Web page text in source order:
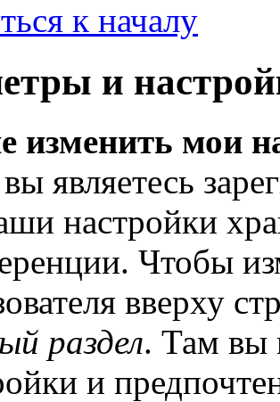
к началу
и
изменить мои
являетесь
настройки
Чтобы
вверху
раздел. Там вы
и